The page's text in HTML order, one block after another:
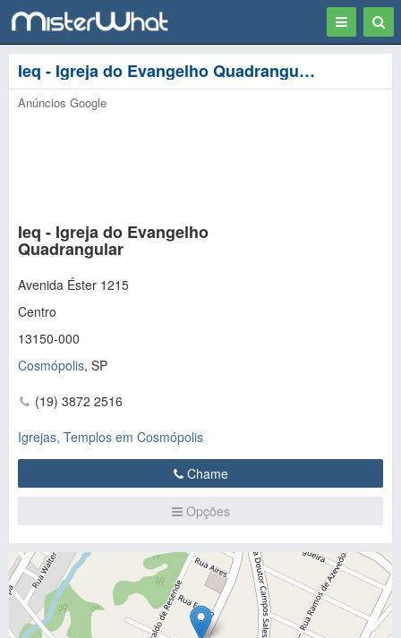
Toggle
Ieq - Igreja do Evangelho Quadrangular - Cosmópolis
Anúncios Google
Ieq - Igreja do Evangelho
Quadrangular
Avenida Éster 1215
Centro
13150-000
Cosmópolis, SP
(19) 3872 2516
Igrejas, Templos em Cosmópolis
Chame
Opções